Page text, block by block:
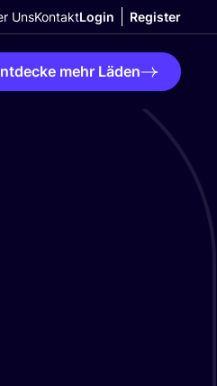
UnsKontaktLogin Register
mehr Läden